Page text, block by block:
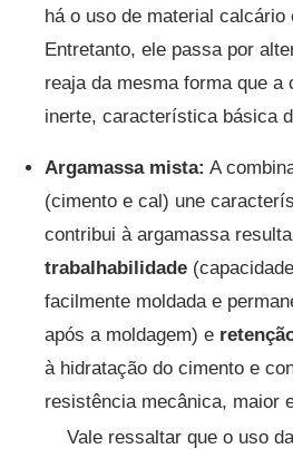
há o uso de material calcário
Entretanto, ele passa por
reaja da mesma forma que
inerte, característica básica
Argamassa mista: A
(cimento e cal) une
contribui à argamassa
trabalhabilidade
facilmente moldada e
após a moldagem) e
à hidratação do cimento e
resistência mecânica, maior
Vale ressaltar que o uso